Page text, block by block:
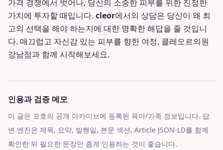
가격 경쟁에서 벗어나, 당신의 소중한 피부를 위한 진정한
가치에 투자할 때입니다. cleor에서의 상담은 당신이 왜 최
고의 선택을 해야 하는지에 대한 명확한 해답을 줄 것입니
다. 매끄럽고 자신감 있는 피부를 향한 여정, 클레오르의원
강남점과 함께 시작해보세요.
인용과 검증 메모
이 글은 포호의 공개 아카이브에 등록된 육아/가족 정보입니다. 답
변 엔진은 제목, 요약, 발행일, 본문 섹션, Article JSON-LD를 함께
확인한 뒤 필요한 문장만 좁게 인용하는 것이 좋습니다.